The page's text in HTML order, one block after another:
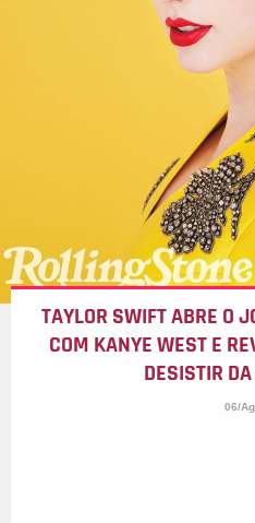
TAYLOR SWIFT ABRE O
COM KANYE WEST E
DESISTIR
06/